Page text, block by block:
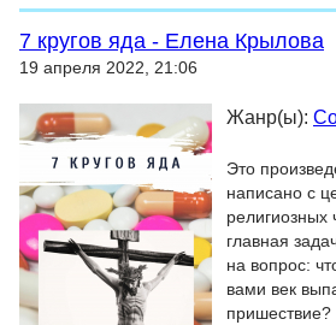
7 кругов яда - Елена Крылова
19 апреля 2022, 21:06
Жанр(ы):
Это
написано с
религиозных
главная
на вопрос:
вами век
пришествие?